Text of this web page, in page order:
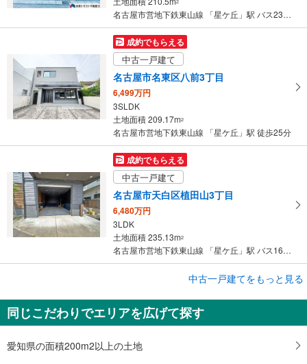
名古屋市営地下鉄東山線 「星ケ丘」駅 バス23分 東名古屋病院 バス停下車 徒歩10分
成約でもらえる
中古一戸建て
名古屋市名東区八前3丁目
6,499万円
3SLDK
土地面積 209.17m2
名古屋市営地下鉄東山線 「星ケ丘」駅 徒歩25分
成約でもらえる
中古一戸建て
名古屋市天白区植田山3丁目
6,480万円
3LDK
土地面積 235.13m2
名古屋市営地下鉄東山線 「星ケ丘」駅 バス16分 焼山橋 バス停下車 徒歩5分
名古屋市名東区上菅2丁目
4,799万円
4SLDK
土地面積 183.11m
中古一戸建てをもっと見る
同じこだわりでエリアを広げて探す
愛知県の面積200m2以上の土地